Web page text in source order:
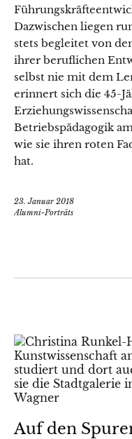
Dazwischen liegen
stets begleitet von
ihrer beruflichen
selbst nie mit dem
erinnert sich die 45-
Betriebspädagogik
wie sie ihren roten
hat.
23. Januar 2018
Alumni-Porträts
Auf den